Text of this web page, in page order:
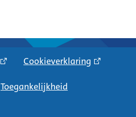
Cookieverklaring
Toegankelijkheid